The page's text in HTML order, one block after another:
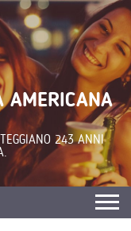
AMERICANA
243 ANNI